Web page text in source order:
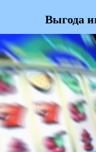
Выгода